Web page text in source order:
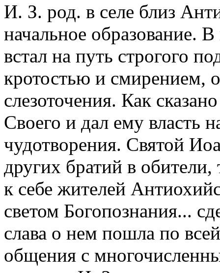
И. З. род. в селе близ
начальное образование.
встал на путь строгого
кротостью и смирением,
слезоточения. Как
Своего и дал ему власть
чудотворения. Святой
других братий в
к себе жителей
светом Богопознания...
слава о нем пошла по
общения с